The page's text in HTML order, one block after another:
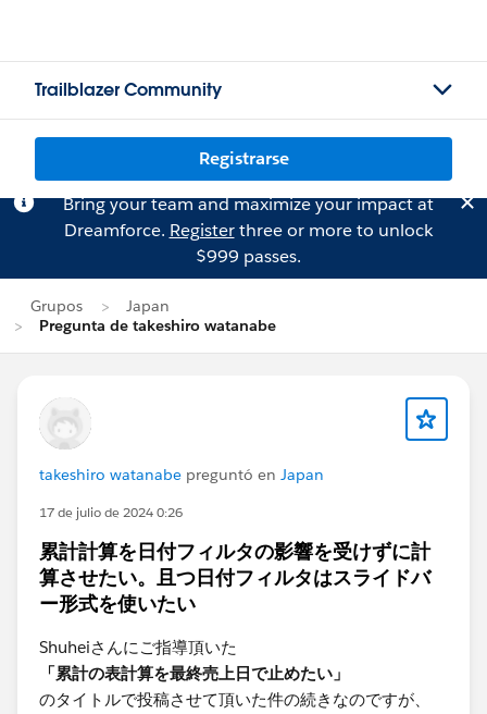
Trailblazer Community
Registrarse
Bring your team and maximize your impact at
Dreamforce. Registerthree or more to unlock
$999 passes.
Grupos
Japan
Pregunta de takeshiro watanabe
takeshiro watanabe preguntó en Japan
17 de julio de 2024 0:26
累計計算を日付フィルタの影響を受けずに計
算させたい。且つ日付フィルタはスライドバ
ー形式を使いたい
Shuheiさんにご指導頂いた
「累計の表計算を最終売上日で止めたい」
のタイトルで投稿させて頂いた件の続きなのですが、